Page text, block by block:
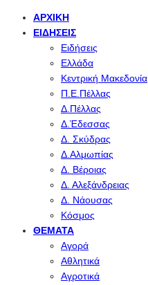
ΑΡΧΙΚΉ
ΕΙΔΉΣΕΙΣ
Ειδήσεις
Ελλάδα
Κεντρική Μακεδονία
Π.Ε.Πέλλας
Δ.Πέλλας
Δ.Έδεσσας
Δ. Σκύδρας
Δ.Αλμωπίας
Δ. Βέροιας
Δ. Αλεξάνδρειας
Δ. Νάουσας
Κόσμος
ΘΈΜΑΤΑ
Αγορά
Αθλητικά
Αγροτικά